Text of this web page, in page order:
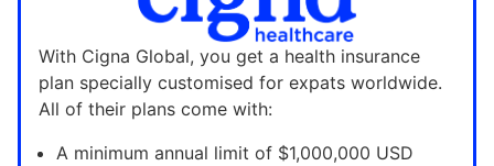
With Cigna Global, you get a health insurance
plan specially customised for expats worldwide.
All of their plans come with:
A minimum annual limit of $1,000,000 USD